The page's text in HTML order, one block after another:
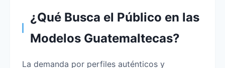
¿Qué Busca el Público en las
Modelos Guatemaltecas?
La demanda por perfiles auténticos y